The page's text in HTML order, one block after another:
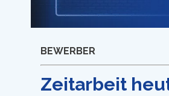
BEWERBER
Zeitarbeit